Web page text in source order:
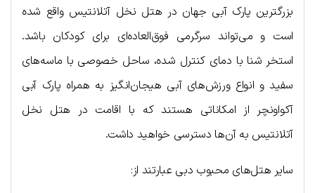
بزرگترین پارک آبی جهان در هتل نخل آتلانتیس واقع شده
است و می‌تواند سرگرمی فوق‌العاده‌ای برای کودکان باشد.
استخر شنا با دمای کنترل شده، ساحل خصوصی با ماسه‌های
سفید و انواع ورزش‌های آبی هیجان‌انگیز به همراه پارک آبی
آکواونچر از امکاناتی هستند که با اقامت در هتل نخل
آتلانتیس به آن‌ها دسترسی خواهید داشت.
سایر هتل‌های محبوب دبی عبارتند از: